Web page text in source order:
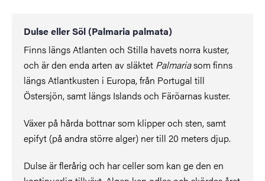
Dulse eller Söl (Palmaria palmata)
Finns längs Atlanten och Stilla havets norra kuster,
och är den enda arten av släktet Palmariasom finns
längs Atlantkusten i Europa, från Portugal till
Östersjön, samt längs Islands och Färöarnas kuster.
Växer på hårda bottnar som klipper och sten, samt
epifyt (på andra större alger) ner till 20 meters djup.
Dulse är flerårig och har celler som kan ge den en